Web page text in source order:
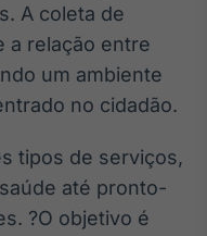
de
para
fundos
A coleta de
a relação entre
um ambiente
no cidadão.
tipos de serviços,
até pronto-
?O objetivo é